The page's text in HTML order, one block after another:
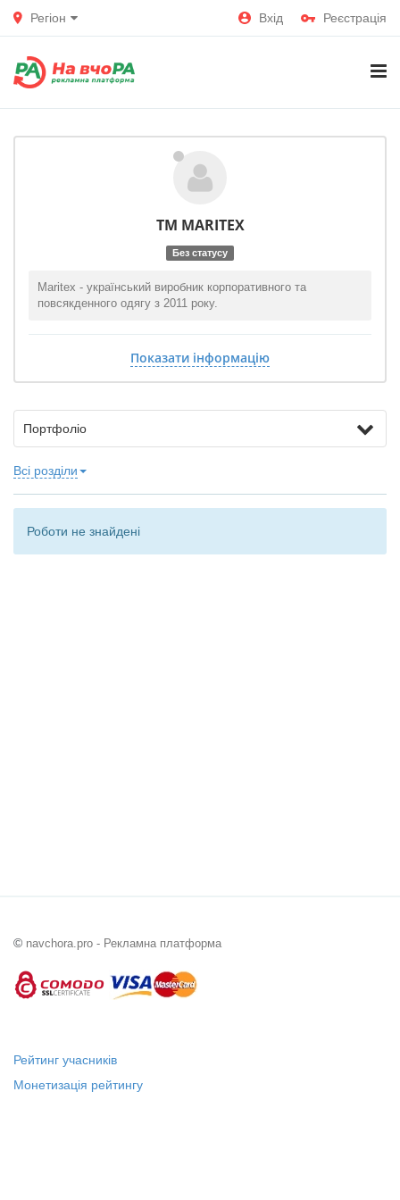
Регіон Вхід Реєстрація
ТМ MARITEX
Без статусу
Maritex - український виробник корпоративного та
повсякденного одягу з 2011 року.
Показати інформацію
Портфоліо
Всі розділи
Роботи не знайдені
© navchora.pro - Рекламна платформа
Рейтинг учасників
Монетизація рейтингу